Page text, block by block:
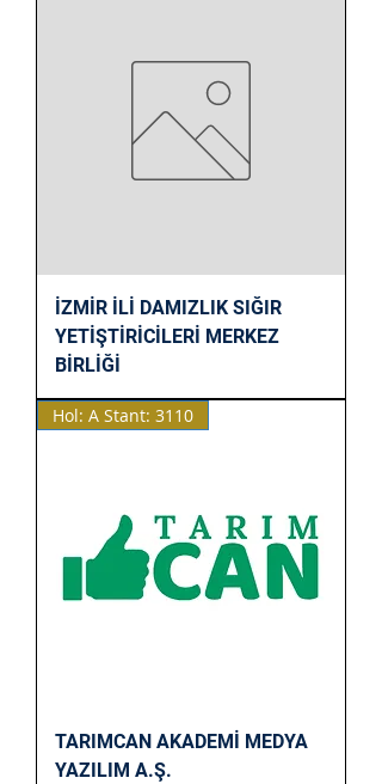
İZMİR İLİ DAMIZLIK SIĞIR
YETİŞTİRİCİLERİ MERKEZ
BİRLİĞİ
Hol: A Stant: 3110
TARIMCAN AKADEMİ MEDYA
YAZILIM A.Ş.